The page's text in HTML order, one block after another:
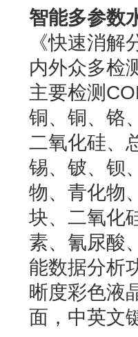
智能多参数
《快速消
内外众多检
主要检测
铜、铜、铬
二氧化硅、
锡、铍、钡
物、青化物
块、二氧化
素、氰尿酸
能数据分析
晰度彩色液
面，中英文